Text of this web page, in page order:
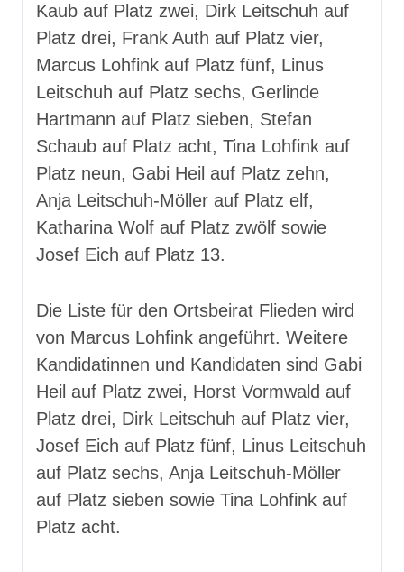
Kaub auf Platz zwei, Dirk Leitschuh auf
Platz drei, Frank Auth auf Platz vier,
Marcus Lohfink auf Platz fünf, Linus
Leitschuh auf Platz sechs, Gerlinde
Hartmann auf Platz sieben, Stefan
Schaub auf Platz acht, Tina Lohfink auf
Platz neun, Gabi Heil auf Platz zehn,
Anja Leitschuh-Möller auf Platz elf,
Katharina Wolf auf Platz zwölf sowie
Josef Eich auf Platz 13.
Die Liste für den Ortsbeirat Flieden wird
von Marcus Lohfink angeführt. Weitere
Kandidatinnen und Kandidaten sind Gabi
Heil auf Platz zwei, Horst Vormwald auf
Platz drei, Dirk Leitschuh auf Platz vier,
Josef Eich auf Platz fünf, Linus Leitschuh
auf Platz sechs, Anja Leitschuh-Möller
auf Platz sieben sowie Tina Lohfink auf
Platz acht.